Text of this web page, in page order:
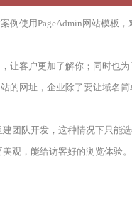
例使用PageAdmin网站模板
让客户更加了解你；同时也
的网址，企业除了要让域名
团队开发，这种情况下只
观，能给访客好的浏览体验